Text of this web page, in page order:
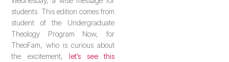
students. This edition comes from
student of the Undergraduate
Theology Program Now, for
TheoFam, who is curious about
the excitement,let’s see this